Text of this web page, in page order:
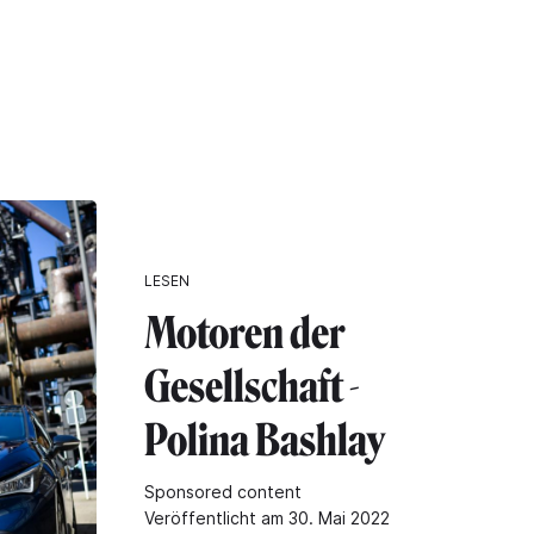
LESEN
Motoren der
Gesellschaft -
Polina Bashlay
Sponsored content
Veröffentlicht am 30. Mai 2022